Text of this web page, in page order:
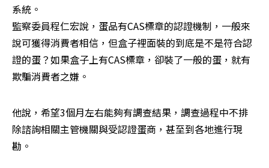
系統。
監察委員程仁宏說，蛋品有CAS標章的認證機制，一般來
說可獲得消費者相信，但盒子裡面裝的到底是不是符合認
證的蛋？如果盒子上有CAS標章，卻裝了一般的蛋，就有
欺騙消費者之嫌。
他說，希望3個月左右能夠有調查結果，調查過程中不排
除諮詢相關主管機關與受認證蛋商，甚至到各地進行現
勘。